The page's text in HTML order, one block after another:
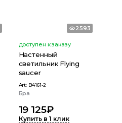
2593
доступен к заказу
Настенный
светильник Flying
saucer
Art: B4161-2
Бра
19 125₽
Купить в 1 клик